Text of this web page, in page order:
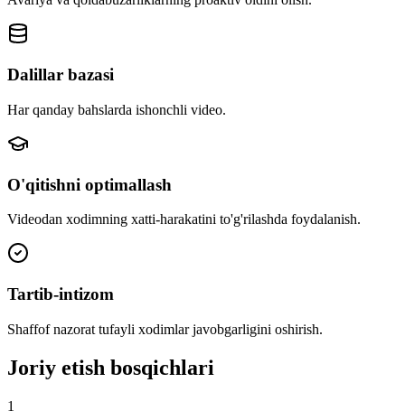
Dalillar bazasi
Har qanday bahslarda ishonchli video.
O'qitishni optimallash
Videodan xodimning xatti-harakatini to'g'rilashda foydalanish.
Tartib-intizom
Shaffof nazorat tufayli xodimlar javobgarligini oshirish.
Joriy etish bosqichlari
1